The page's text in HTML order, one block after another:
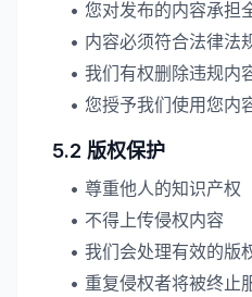
• 您对发布的内容承担
• 内容必须符合法律法
• 我们有权删除违规内
• 您授予我们使用您内
5.2 版权保护
• 尊重他人的知识产权
• 不得上传侵权内容
• 我们会处理有效的版
• 重复侵权者将被终止